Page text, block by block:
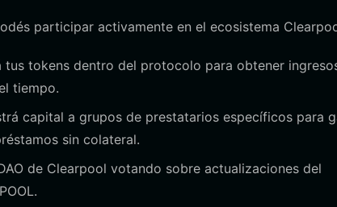
participar activamente en el ecosistema
tus tokens dentro del protocolo para obtener
tiempo.
capital a grupos de prestatarios específicos para
sin colateral.
de Clearpool votando sobre actualizaciones del